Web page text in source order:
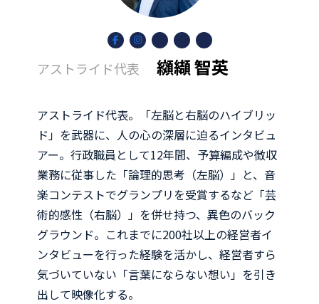
ア
イ
コ
ン
ク
ア
イ
コ
ン
ア
イ
コ
ン
ア
イ
コ
ン
ク
ア
イ
コ
ン
ク
アストライド代表 纐纈 智英
アストライド代表。「左脳と右脳のハイブリッ
ド」を武器に、人の心の深層に迫るインタビュ
アー。行政職員として12年間、予算編成や徴収
業務に従事した「論理的思考（左脳）」と、音
楽コンテストでグランプリを受賞するなど「芸
術的感性（右脳）」を併せ持つ、異色のバック
グラウンド。これまでに200社以上の経営者イ
ンタビューを行った経験を活かし、経営者すら
気づいていない「言葉にならない想い」を引き
出して映像化する。